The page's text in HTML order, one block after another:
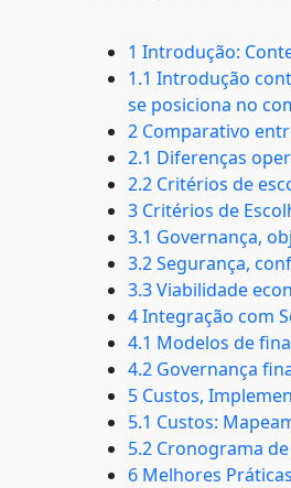
1 Introdução:
1.1 Introdução
se posiciona no
2 Comparativo
2.1 Diferenças
2.2 Critérios de
3 Critérios de
3.1 Governança,
3.2 Segurança,
3.3 Viabilidade
4 Integração com
4.1 Modelos de
4.2 Governança
5 Custos,
5.1 Custos:
5.2 Cronograma
6 Melhores